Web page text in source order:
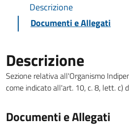
Descrizione
Documenti e Allegati
Descrizione
Sezione relativa all'Organismo
come indicato all'art. 10, c. 8, lett. c)
Documenti e Allegati